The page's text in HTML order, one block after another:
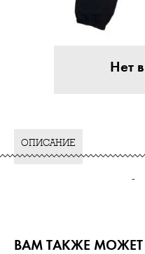
Нет
ОПИСАНИЕ
-
ВАМ ТАКЖЕ МОЖЕТ